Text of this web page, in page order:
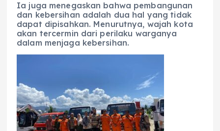
Ia juga menegaskan bahwa pembangunan
dan kebersihan adalah dua hal yang tidak
dapat dipisahkan. Menurutnya, wajah kota
akan tercermin dari perilaku warganya
dalam menjaga kebersihan.